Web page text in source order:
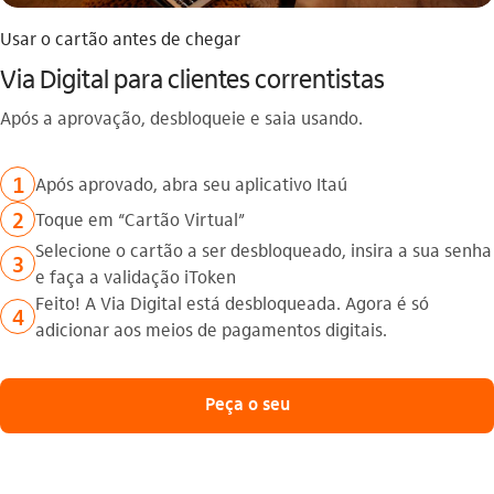
Usar o cartão antes de chegar
Via Digital para clientes correntistas
Após a aprovação, desbloqueie e saia usando.
1 Após aprovado, abra seu aplicativo Itaú
2 Toque em “Cartão Virtual”
3 Selecione o cartão a ser desbloqueado, insira a sua senha
e faça a validação iToken
4 Feito! A Via Digital está desbloqueada. Agora é só
adicionar aos meios de pagamentos digitais.
Peça o seu